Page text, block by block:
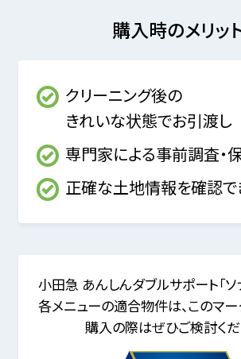
購入時のメリッ
クリーニング後の
きれいな状態でお引渡し
専門家による事前調査・
正確な土地情報を確認で
小田急 あんしんダブルサポート「ソ
各メニューの適合物件は、このマ
購入の際はぜひご検討くだ